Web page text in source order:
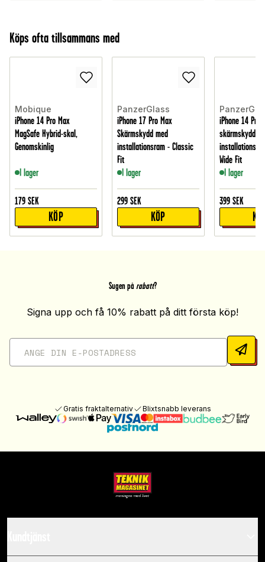
Köps ofta tillsammans med
Mobique
iPhone 14 Pro Max
MagSafe Hybrid-skal,
Genomskinlig
I lager
179 SEK
KÖP
PanzerGlass
iPhone 17 Pro Max
Skärmskydd med
installationsram - Classic
Fit
I lager
299 SEK
KÖP
iPhone 14 Pro
skärmskydd
Wide Fit
I lager
399 SEK
Sugen på rabatt?
Signa upp och få 10% rabatt på ditt första köp!
Gratis fraktalternativ Blixtsnabb leverans